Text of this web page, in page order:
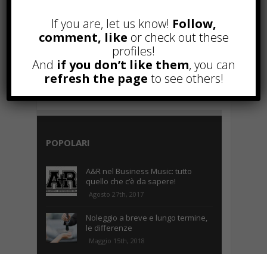
POPOLARI
A&R nel Business Music: tutto
quello che c’è da sapere!
Agosto 27th, 2017
Noleggio a breve e lungo termine,
le differenze
Maggio 15th, 2018
If you are, let us know! Follow,
comment, like or check out these
profiles!
And if you don’t like them, you can
refresh the page to see others!